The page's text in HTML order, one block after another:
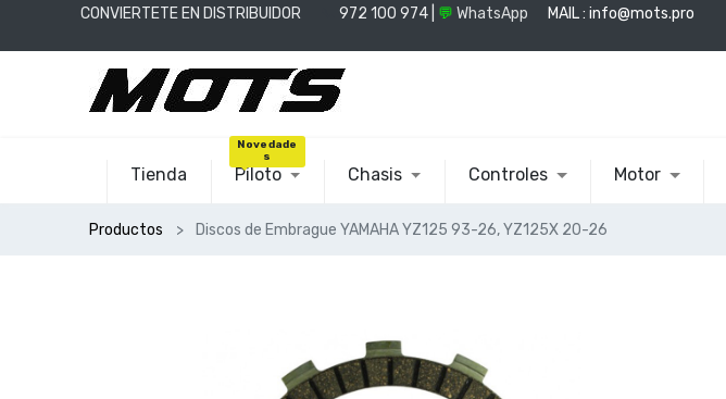
CONVIERTETE EN DISTRIBUIDOR 972 100 974 | 💬 WhatsApp MAIL :info@mots.pro
Tienda Piloto
Novedade
s
Chasis Controles Motor
Productos Discos de Embrague YAMAHA YZ125 93-26, YZ125X 20-26